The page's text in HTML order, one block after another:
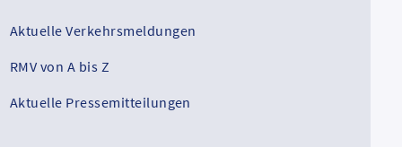
Aktuelle Verkehrsmeldungen
RMV von A bis Z
Aktuelle Pressemitteilungen